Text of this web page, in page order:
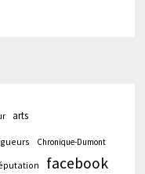
arts
Chronique-Dumont
facebook